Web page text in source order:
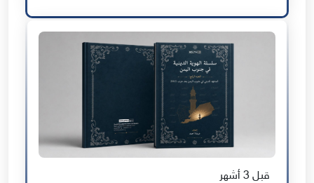
قبل 3 أشهر